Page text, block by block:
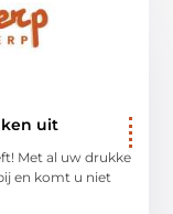
uit
Met al uw drukke
en komt u niet